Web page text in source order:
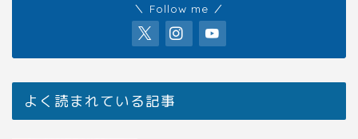
＼ Follow me ／
よく読まれている記事